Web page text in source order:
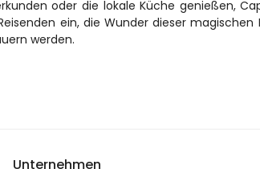
oder die lokale Küche genießen,
ein, die Wunder dieser magischen
werden.
Unternehmen